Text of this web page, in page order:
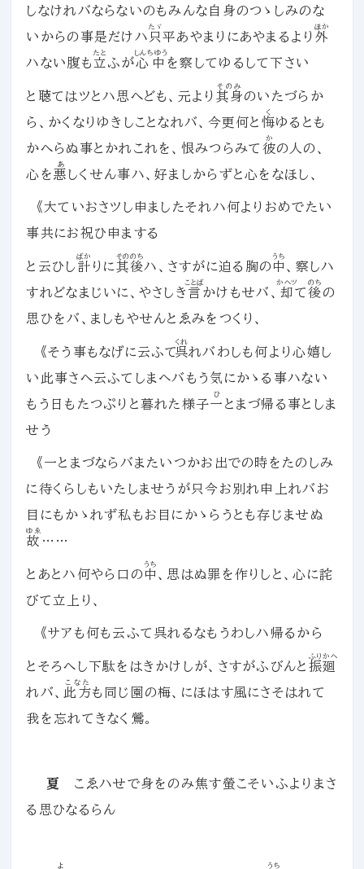
しなけれバならないのもみんな自身のつゝしみのな
いからの事是だけハ 只
たゞ
平あやまりにあやまるより 外
ほか
ハない腹も 立
たと
ふが心中
しんちゆう
を察してゆるして下さい
と聴てはツとハ思へども、元より 其身
そのみ
のいたづらか
ら、かくなりゆきしことなれバ、今更何と 悔
く
ゆるとも
かへらぬ事とかれこれを、恨みつらみて 彼
か
の人の、
心を悪
あ
しくせん事ハ、好ましからずと心をなほし、
《大ていおさツし申ましたそれハ何よりおめでたい
事共にお祝ひ申まする
と云ひし 計
ばか
りに其後
そののち
ハ、さすがに迫る胸の 中
うち
、察しハ
すれどなまじいに、やさしき言
ことば
かけもせバ、 却
かへツ
て後
のち
の
思ひをバ、ましもやせんとゑみをつくり、
《そう事もなげに云ふて呉
くれ
れバわしも何より心嬉し
い此事さへ云ふてしまヘバもう気にかゝる事ハない
もう日もたつぷりと暮れた様子一
ひ
とまづ帰る事としま
せう
《一とまづならバまたいつかお出での時をたのしみ
に待くらしもいたしませうが只今お別れ申上れバお
目にもかゝれず私もお目にかゝらうとも存じませぬ
故
ゆゑ
……
とあとハ何やら口の 中
うち
、思はぬ罪を作りしと、心に詫
びて立上り、
《サアも何も云ふて呉れるなもうわしハ帰るから
とそろへし下駄をはきかけしが、さすがふびんと 振廻
ふりかへ
れバ、 此方
こなた
も同じ園の梅、にほはす風にさそはれて
我を忘れてきなく鶯。
夏
こゑハせで身をのみ焦す螢こそいふよりまさ
る思ひなるらん
よ うち